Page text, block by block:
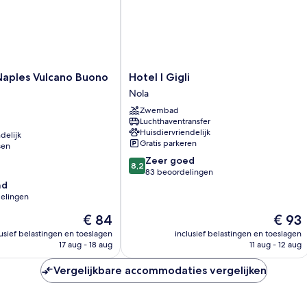
Vulcano Buono
De
prijs
€ 84
belastingen en toeslagen
17 aug - 18 aug
Hotel
I
Gigli
Nola
Hotel I Gigli
Nola
Zwembad
Luchthaventransfer
Huisdiervriendelijk
Gratis parkeren
8.2
van
beoordelingen
8,2 Zeer goed
83 beoordelingen
De
prijs
is
€ 93
inclusief belastingen en toeslagen
11 aug - 12 aug
Vergelijkbare accommodaties vergelijken